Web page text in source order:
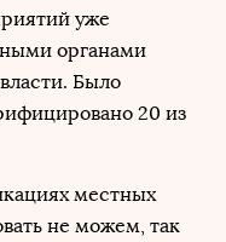
уже
органами
Было
20 из
местных
не можем, так